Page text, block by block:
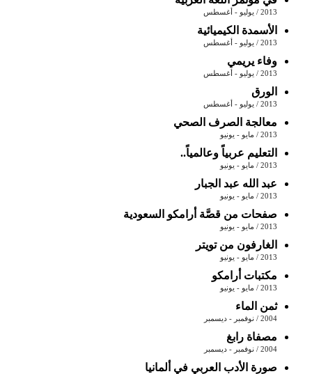
2013 / يوليو - أغسطس
الأسمدة الكيميائية
2013 / يوليو - أغسطس
وفاء يريمي
2013 / يوليو - أغسطس
الورق
2013 / يوليو - أغسطس
معالجة الصرف الصحي
2013 / مايو - يونيو
التعليم عربياً وعالمياً..
2013 / مايو - يونيو
عبد الله عبد الجبار
2013 / مايو - يونيو
صفحات من قصَّة أرامكو السعودية
2013 / مايو - يونيو
الغارفون من تويتر
2013 / مايو - يونيو
مكتبات أرامكو
2013 / مايو - يونيو
ثمن الماء
2004 / نوفمبر - ديسمبر
مصفاة رابغ
2004 / نوفمبر - ديسمبر
صورة الأدب العربي في ألمانيا